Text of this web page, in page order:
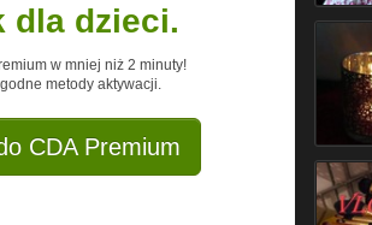
dla dzieci.
w mniej niż 2 minuty!
metody aktywacji.
CDA Premium